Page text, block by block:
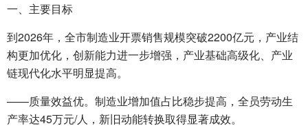
一、主要目标
到2026年，全市制造业开票销售规模突破2200亿元，产业结
构更加优化，创新能力进一步增强，产业基础高级化、产业
链现代化水平明显提高。
——质量效益优。制造业增加值占比稳步提高，全员劳动生
产率达45万元/人，新旧动能转换取得显著成效。